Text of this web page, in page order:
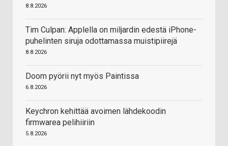
8.8.2026
Tim Culpan: Applella on miljardin edestä iPhone-
puhelinten siruja odottamassa muistipiirejä
8.8.2026
Doom pyörii nyt myös Paintissa
6.8.2026
Keychron kehittää avoimen lähdekoodin
firmwarea pelihiiriin
5.8.2026